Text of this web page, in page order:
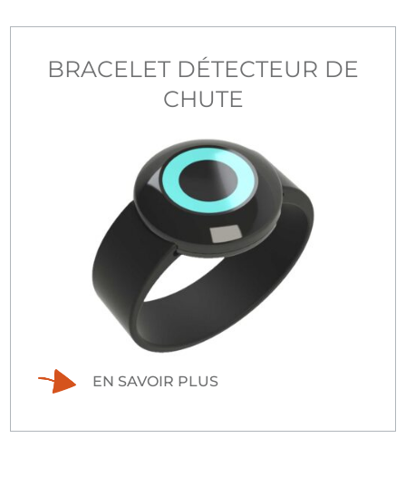
BRACELET DÉTECTEUR DE
CHUTE
EN SAVOIR PLUS